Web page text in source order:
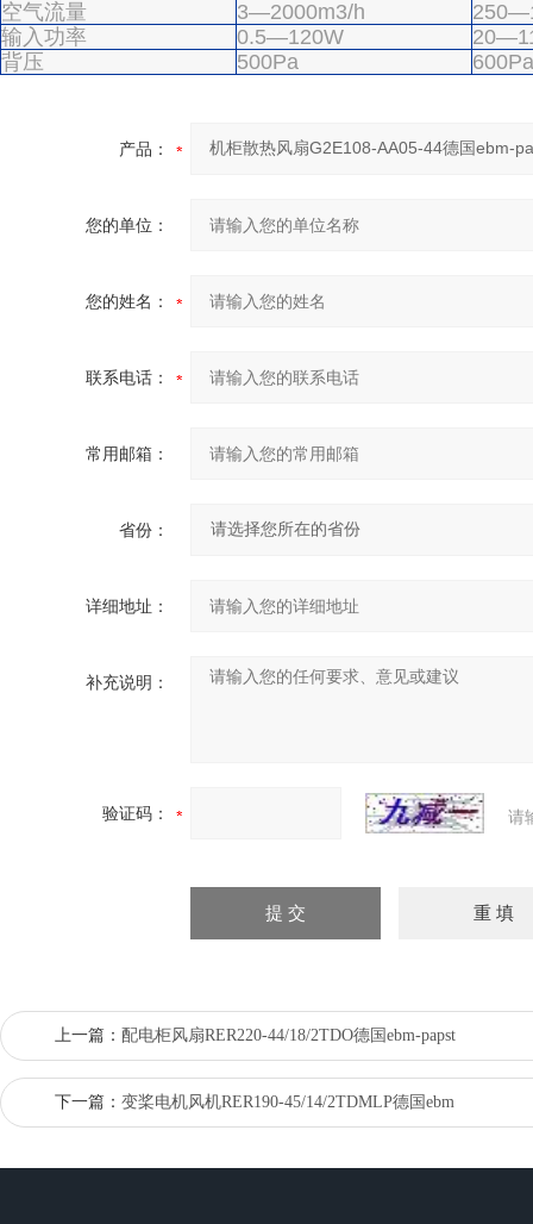
空气流量 3—2000m3/h
输入功率
0.5—120W
背压
500Pa 600Pa
产品：
您的单位：
您的姓名：
联系电话：
常用邮箱：
省份：
详细地址：
补充说明：
验证码： 请
上一篇： 配电柜风扇RER220-44/18/2TDO德国ebm-papst
下一篇： 变桨电机风机RER190-45/14/2TDMLP德国ebm